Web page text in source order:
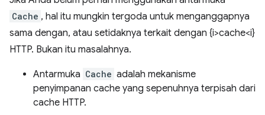
Cache , hal itu mungkin tergoda untuk menganggapnya
sama dengan, atau setidaknya terkait dengan {i>cache<i}
HTTP. Bukan itu masalahnya.
Antarmuka Cache adalah mekanisme
penyimpanan cache yang sepenuhnya terpisah dari
cache HTTP.